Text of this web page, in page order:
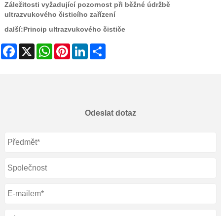
Záležitosti vyžadující pozornost při běžné údržbě
ultrazvukového čisticího zařízení
další:Princip ultrazvukového čističe
Facebook
X WhatsAppPinterestLinkedIn
Odeslat dotaz